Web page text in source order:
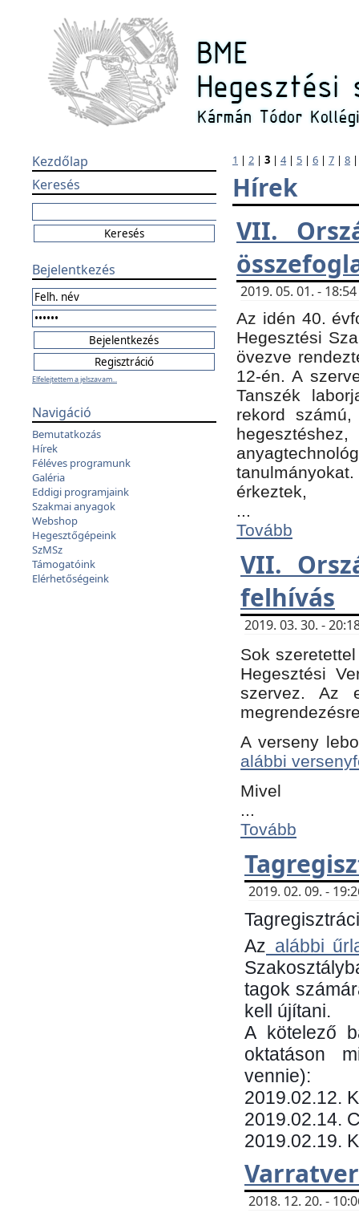
Kezdőlap
Keresés
Bejelentkezés
Elfelejtettem a jelszavam...
Navigáció
Bemutatkozás
Hírek
Féléves programunk
Galéria
Eddigi programjaink
Szakmai anyagok
Webshop
Hegesztőgépeink
SzMSz
Támogatóink
Elérhetőségeink
1 | 2 | 3 | 4| 5 | 6 | 7 | 8
Hírek
VII.
2019. 05. 01. -
Az idén 40.
Hegesztési
övezve
12-én. A
Tanszék
rekord
érkeztek,
...
Tovább
VII.
felhívás
2019. 03. 30. -
Sok
Hegesztési
szervez. Az
A verseny
alábbi
Mivel
...
Tovább
2019. 02. 09. -
Az alábbi
tagok
kell újítani.
​A kötelező
oktatáson
vennie):
​2019.02.12.
2019.02.14.
2019.02.19.
2018. 12. 20. -